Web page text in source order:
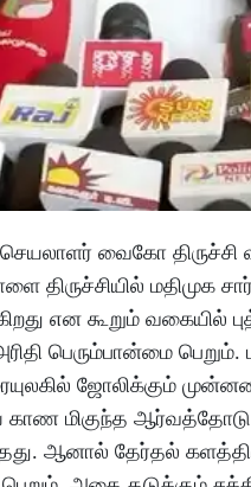
வைகோ திருச்சி
திருச்சியில் மதிமுக
என கூறும் வகையில்
பெரும்பான்மை பெறும்.
ஜோலிக்கும்
காண மிகுந்த
ஆனால் தேர்தல்